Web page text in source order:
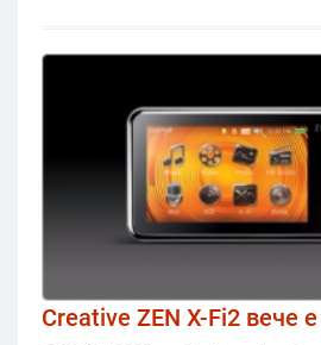
Creative ZEN X-Fi2 вече